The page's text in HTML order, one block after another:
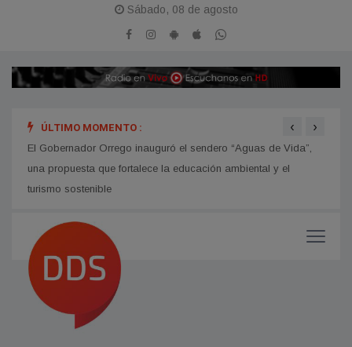
Sábado, 08 de agosto
ÚLTIMO MOMENTO :
El Gobernador Orrego inauguró el sendero “Aguas de Vida”,
una propuesta que fortalece la educación ambiental y el
turismo sostenible
‹ ›